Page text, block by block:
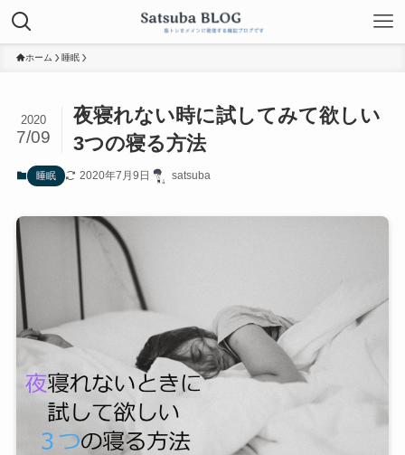
ホーム 睡眠
夜寝れない時に試してみて欲しい
3つの寝る方法
2020
7/09
睡眠 2020年7月9日 satsuba